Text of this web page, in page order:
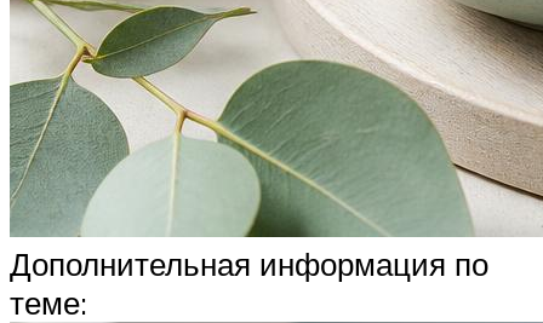
Дополнительная информация по
теме: